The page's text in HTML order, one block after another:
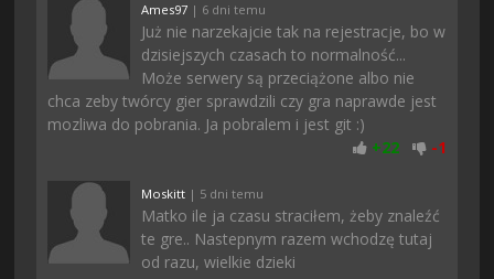
Ames97 | 6 dni temu
Już nie narzekajcie tak na rejestracje, bo w
dzisiejszych czasach to normalność...
Może serwery są przeciążone albo nie
chca zeby twórcy gier sprawdzili czy gra naprawde jest
mozliwa do pobrania. Ja pobralem i jest git :)
+22 -1
Moskitt | 5 dni temu
Matko ile ja czasu straciłem, żeby znaleźć
te gre.. Nastepnym razem wchodzę tutaj
od razu, wielkie dzieki